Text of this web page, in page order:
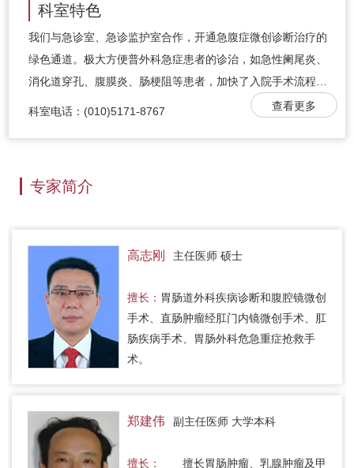
科室特色
我们与急诊室、急诊监护室合作，开通急腹症微创诊断治疗的
绿色通道。极大方便普外科急症患者的诊治，如急性阑尾炎、
消化道穿孔、腹膜炎、肠梗阻等患者，加快了入院手术流程…
查看更多
科室电话：(010)5171-8767
专家简介
高志刚 主任医师 硕士
擅长： 胃肠道外科疾病诊断和腹腔镜微创
手术、直肠肿瘤经肛门内镜微创手术、肛
肠疾病手术、胃肠外科危急重症抢救手
术。
郑建伟 副主任医师 大学本科
擅长：
擅长胃肠肿瘤、乳腺肿瘤及甲